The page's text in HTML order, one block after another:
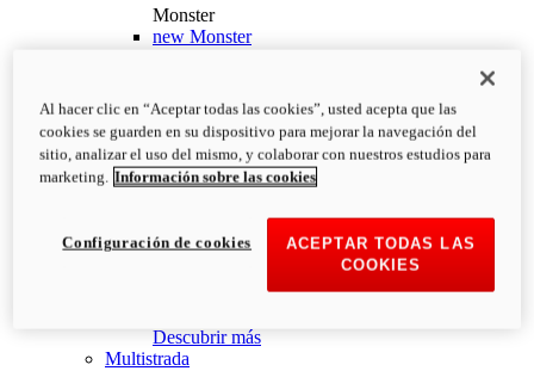
Monster
new Monster
PVP Recomendado desde: 13.190€
i
Configurar
Descubrir más
new Monster +
Monster +
newMonster 100
Descubrir más
Multistrada
Al hacer clic en “Aceptar todas las cookies”, usted acepta que las
cookies se guarden en su dispositivo para mejorar la navegación del
sitio, analizar el uso del mismo, y colaborar con nuestros estudios para
marketing. Información sobre las cookies
ACEPTAR TODAS LAS
COOKIES
Configuración de cookies